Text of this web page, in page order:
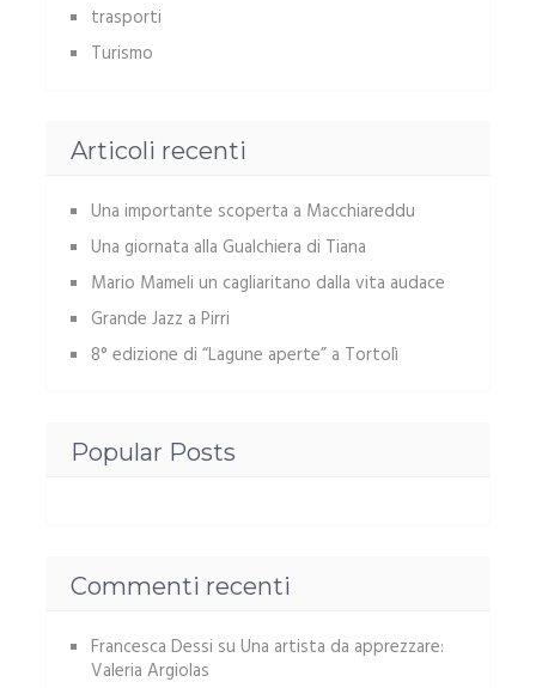
trasporti
Turismo
Articoli recenti
Una importante scoperta a Macchiareddu
Una giornata alla Gualchiera di Tiana
Mario Mameli un cagliaritano dalla vita audace
Grande Jazz a Pirri
8° edizione di “Lagune aperte” a Tortolì
Popular Posts
Commenti recenti
Francesca Dessi su Una artista da apprezzare:
Valeria Argiolas